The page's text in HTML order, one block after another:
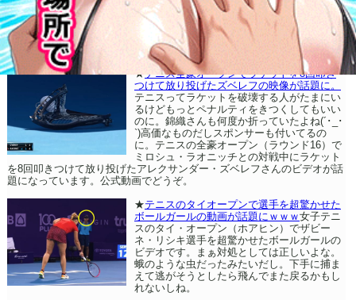
★テニス全豪オープンでラケットを8回叩き
つけて放り投げたズベレフの映像が話題に。
テニスってラケットを破壊する人がたまにい
るけどもっとペナルティをきつくしてもいい
のに。錦織さんも何度か折っていたよね(´･_･
`)高価なものだしスポンサーも付いてるの
に。テニスの全豪オープン（ラウンド16）で
ミロシュ・ラオニッチとの対戦中にラケット
を8回叩きつけて放り投げたアレクサンダー・ズベレフさんのビデオが話
題になっています。公式動画でどうぞ。
★テニスのタイオープンで選手を超驚かせた
ボールガールの動画が話題にｗｗｗ女子テニ
スのタイ・オープン（ホアヒン）でザビー
ネ・リシキ選手を超驚かせたボールガールの
ビデオです。まぁ対処としては正しいよな。
蛾のような虫だったみたいだし。下手に捕ま
えて逃がそうとしたら飛んでまた戻るかもし
れないしね。